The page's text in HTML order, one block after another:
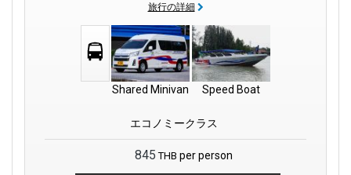
旅行の詳細
Shared Minivan Speed Boat
エコノミークラス
845 THB per person